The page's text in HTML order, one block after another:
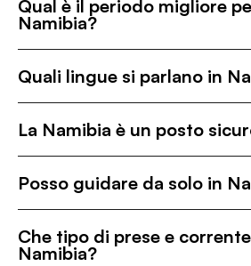
Qual è il periodo migliore
Namibia?
Quali lingue si parlano in
La Namibia è un posto
Posso guidare da solo in
Che tipo di prese e
Namibia?